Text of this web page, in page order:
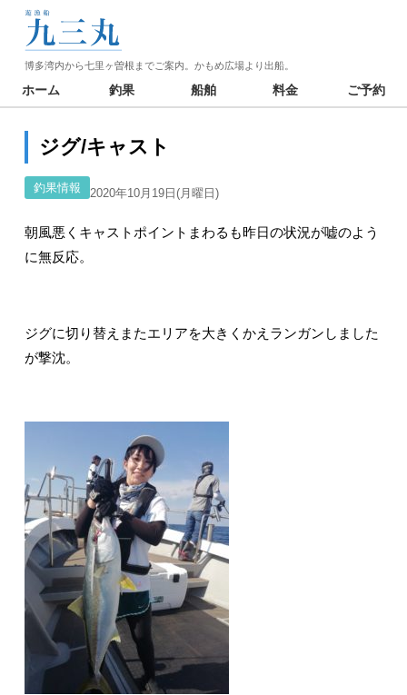
博多湾内から七里ヶ曽根までご案内。かもめ広場より出船。
ホーム 釣果 船舶 料金 ご予約
ジグ/キャスト
釣果情報 2020年10月19日(月曜日)
朝風悪くキャストポイントまわるも昨日の状況が嘘のよう
に無反応。
ジグに切り替えまたエリアを大きくかえランガンしました
が撃沈。